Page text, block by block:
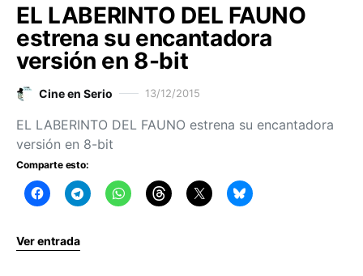
EL LABERINTO DEL FAUNO
estrena su encantadora
versión en 8-bit
Cine en Serio 13/12/2015
EL LABERINTO DEL FAUNO estrena su encantadora
versión en 8-bit
Comparte esto:
Ver entrada